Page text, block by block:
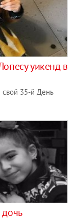
уикенд в
свой 35-й День